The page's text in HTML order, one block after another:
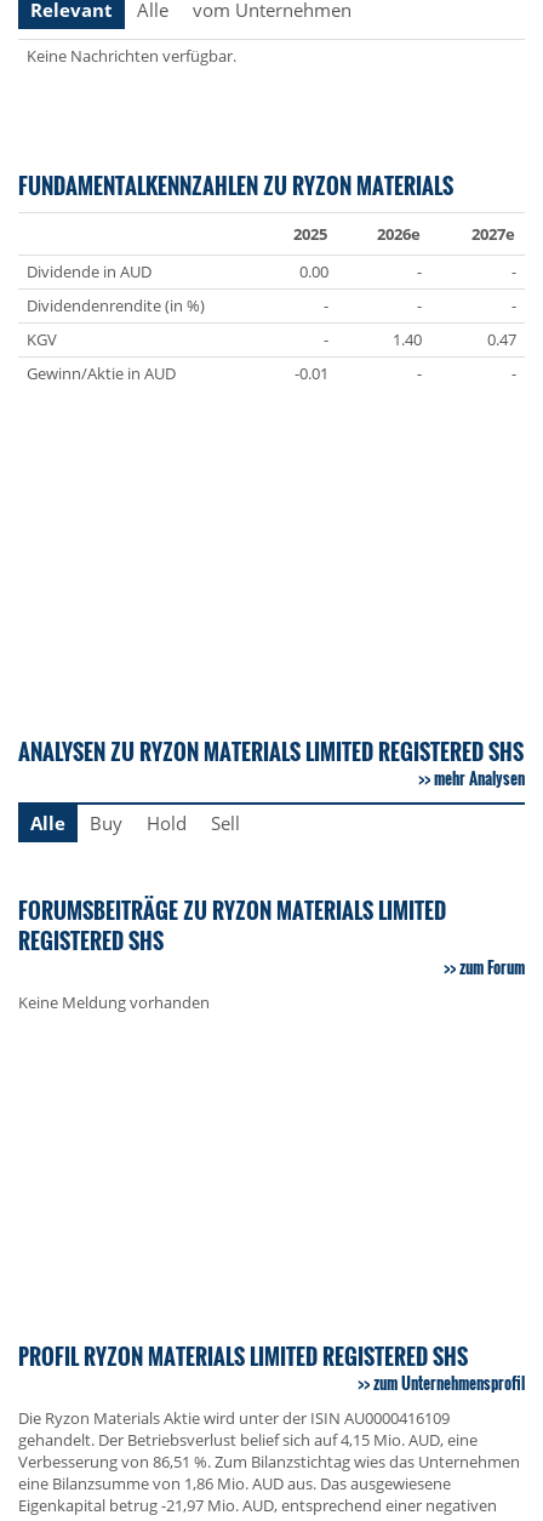
Relevant
Alle vom Unternehmen
Keine Nachrichten verfügbar.
FUNDAMENTALKENNZAHLEN ZU RYZON MATERIALS
2025 2026e
2027e
Dividende in AUD
0.00 -
-
Dividendenrendite (in %)
- -
-
KGV
- 1.40
0.47
Gewinn/Aktie in AUD
-0.01 - -
ANALYSEN ZU RYZON MATERIALS LIMITED REGISTERED SHS
mehr Analysen
Alle
Buy Hold Sell
FORUMSBEITRÄGE ZU RYZON MATERIALS LIMITED
REGISTERED SHS
zum Forum
Keine Meldung vorhanden
PROFIL RYZON MATERIALS LIMITED REGISTERED SHS
zum Unternehmensprofil
Die Ryzon Materials Aktie wird unter der ISIN AU0000416109
gehandelt. Der Betriebsverlust belief sich auf 4,15 Mio. AUD, eine
Verbesserung von 86,51 %. Zum Bilanzstichtag wies das Unternehmen
eine Bilanzsumme von 1,86 Mio. AUD aus. Das ausgewiesene
Eigenkapital betrug -21,97 Mio. AUD, entsprechend einer negativen